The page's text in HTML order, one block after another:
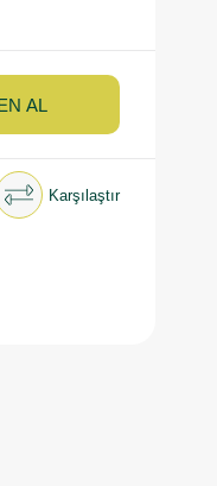
Karşılaştır